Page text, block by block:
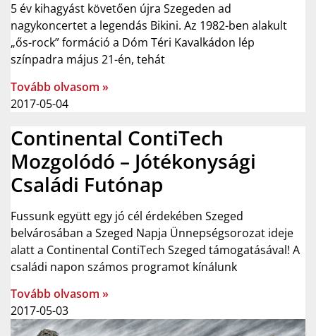
5 év kihagyást követően újra Szegeden ad
nagykoncertet a legendás Bikini. Az 1982-ben alakult
„ős-rock” formáció a Dóm Téri Kavalkádon lép
színpadra május 21-én, tehát
Tovább olvasom »
2017-05-04
Continental ContiTech
Mozgolódó – Jótékonysági
Családi Futónap
Fussunk együtt egy jó cél érdekében Szeged
belvárosában a Szeged Napja Ünnepségsorozat ideje
alatt a Continental ContiTech Szeged támogatásával! A
családi napon számos programot kínálunk
Tovább olvasom »
2017-05-03